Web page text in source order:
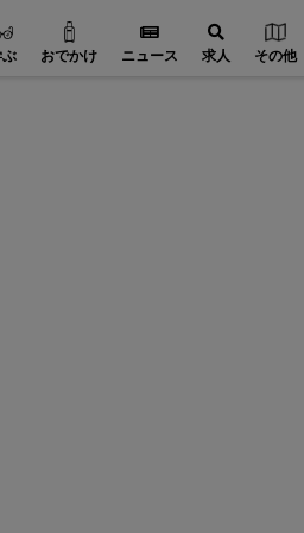
おでかけ ニュース 求人 その他